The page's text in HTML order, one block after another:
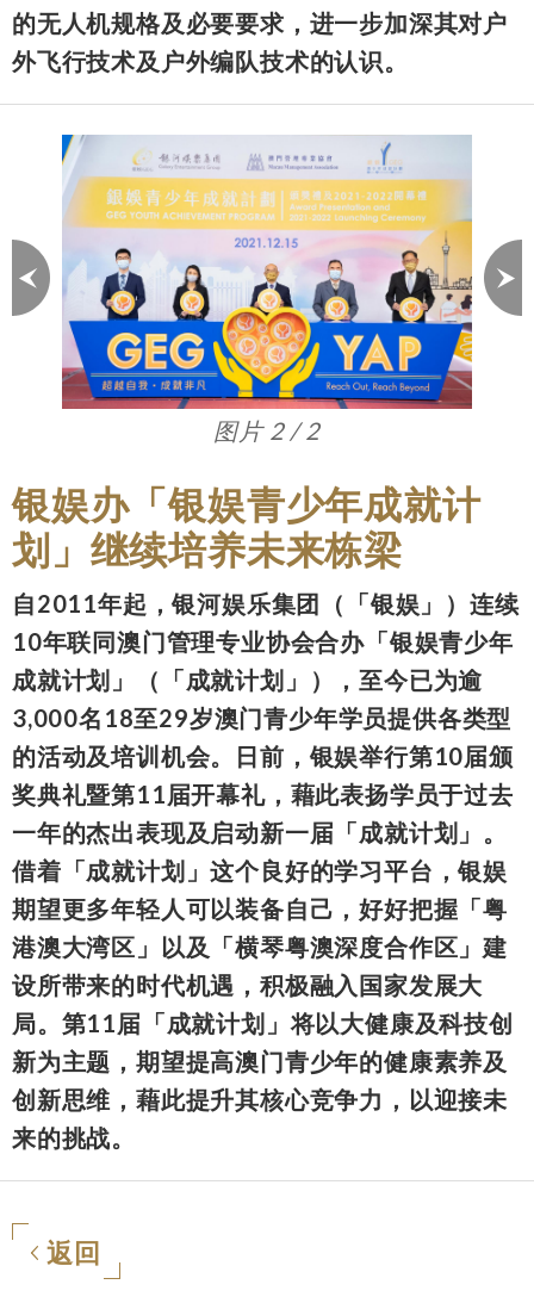
的无人机规格及必要要求，进一步加深其对户
外飞行技术及户外编队技术的认识。
图片 2 / 2
银娱办「银娱青少年成就计
划」继续培养未来栋梁
自2011年起，银河娱乐集团（「银娱」）连续
10年联同澳门管理专业协会合办「银娱青少年
成就计划」（「成就计划」），至今已为逾
3,000名18至29岁澳门青少年学员提供各类型
的活动及培训机会。日前，银娱举行第10届颁
奖典礼暨第11届开幕礼，藉此表扬学员于过去
一年的杰出表现及启动新一届「成就计划」。
借着「成就计划」这个良好的学习平台，银娱
期望更多年轻人可以装备自己，好好把握「粤
港澳大湾区」以及「横琴粤澳深度合作区」建
设所带来的时代机遇，积极融入国家发展大
局。第11届「成就计划」将以大健康及科技创
新为主题，期望提高澳门青少年的健康素养及
创新思维，藉此提升其核心竞争力，以迎接未
来的挑战。
返回